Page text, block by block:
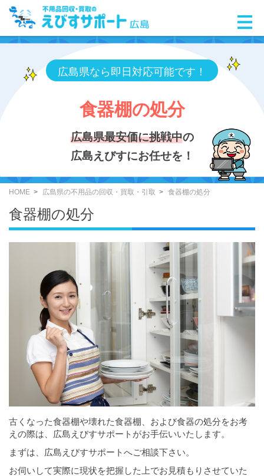
広島県なら即日対応可能です！
食器棚の処分
広島県最安価に挑戦中の
広島えびすにお任せを！
HOME 広島県の不用品の回収・買取・引取 食器棚の処分
食器棚の処分
古くなった食器棚や壊れた食器棚、および食器の処分をお考
えの際は、広島えびすサポートがお手伝いいたします。
まずは、広島えびすサポートへご相談下さい。
お伺いして実際に現状を把握した上でお見積もりさせていた